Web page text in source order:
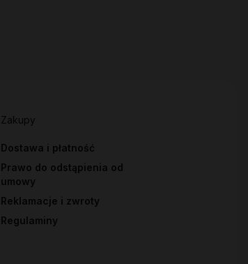
Zakupy
Dostawa i płatność
Prawo do odstąpienia od
umowy
Reklamacje i zwroty
Regulaminy